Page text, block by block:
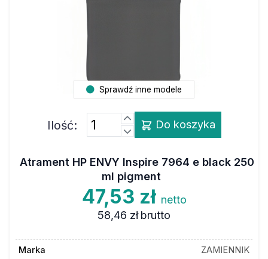
Sprawdź inne modele
Ilość: Do koszyka
Atrament HP ENVY Inspire 7964 e black 250
ml pigment
47,53 zł netto
58,46 zł brutto
Marka ZAMIENNIK